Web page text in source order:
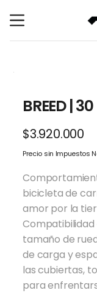
BREED | 30
Regular
price
$3.920.000
Precio sin Impuestos
bicicleta de
amor por la
tamaño de
de carga y
las cubiertas,
para